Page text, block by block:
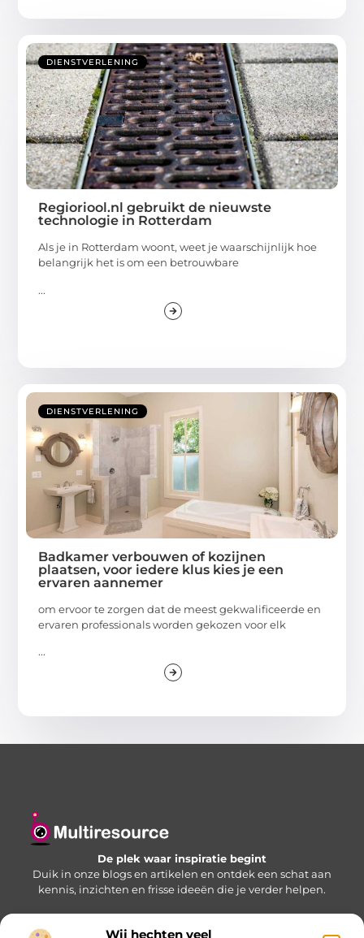
Wij hechten veel
DIENSTVERLENING
Regioriool.nl gebruikt de nieuwste
technologie in Rotterdam
Als je in Rotterdam woont, weet je waarschijnlijk hoe
belangrijk het is om een betrouwbare
...
DIENSTVERLENING
Badkamer verbouwen of kozijnen
plaatsen, voor iedere klus kies je een
ervaren aannemer
om ervoor te zorgen dat de meest gekwalificeerde en
ervaren professionals worden gekozen voor elk
...
De plek waar inspiratie begint
Duik in onze blogs en artikelen en ontdek een schat aan
kennis, inzichten en frisse ideeën die je verder helpen.